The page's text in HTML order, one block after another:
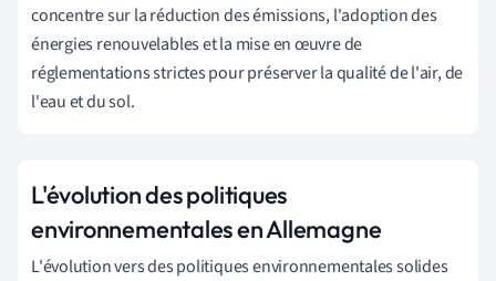
concentre sur la réduction des émissions, l'adoption des
énergies renouvelables et la mise en œuvre de
réglementations strictes pour préserver la qualité de l'air, de
l'eau et du sol.
L'évolution des politiques
environnementales en Allemagne
L'évolution vers des politiques environnementales solides